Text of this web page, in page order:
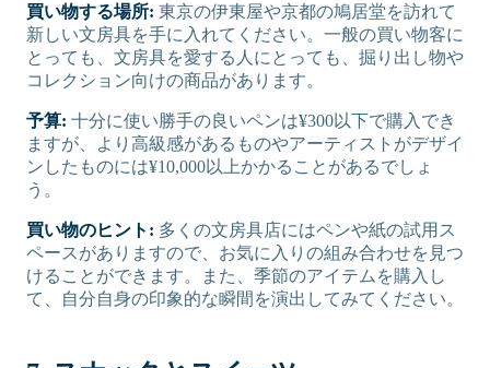
買い物する場所: 東京の伊東屋や京都の鳩居堂を訪れて
新しい文房具を手に入れてください。一般の買い物客に
とっても、文房具を愛する人にとっても、掘り出し物や
コレクション向けの商品があります。
予算: 十分に使い勝手の良いペンは¥300以下で購入でき
ますが、より高級感があるものやアーティストがデザイ
ンしたものには¥10,000以上かかることがあるでしょ
う。
買い物のヒント: 多くの文房具店にはペンや紙の試用ス
ペースがありますので、お気に入りの組み合わせを見つ
けることができます。また、季節のアイテムを購入し
て、自分自身の印象的な瞬間を演出してみてください。